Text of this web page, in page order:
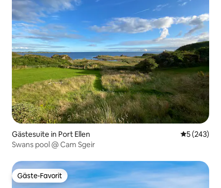
Gästesuite in Port Ellen
5 (243)
Swans pool @ Cam Sgeir
Gäste-Favorit
Gäste-Favorit